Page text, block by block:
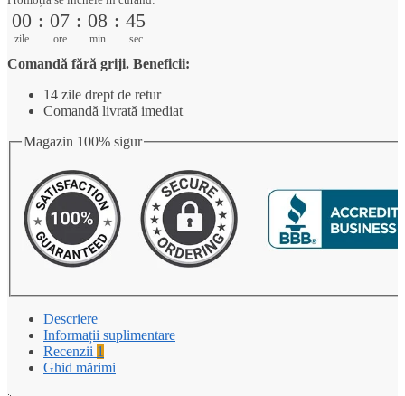
bretele
subțiri,
și
talie
00
zile
: 07
ore
: 08
min
: 45
sec
Comandă fără griji. Beneficii:
14 zile drept de retur
Comandă livrată imediat
Magazin 100% sigur
Descriere
Informații suplimentare
Recenzii 1
Ghid mărimi